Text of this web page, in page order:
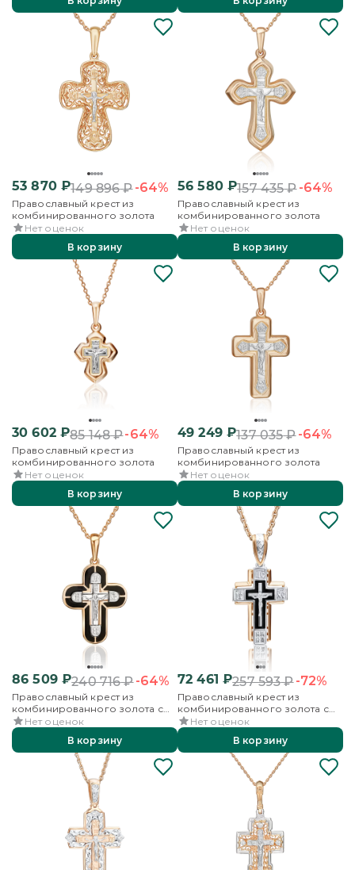
53 870₽149 896₽-64%
Православный крест из
комбинированного золота
Нет оценок
В корзину
56 580₽157 435₽-64%
Православный крест из
комбинированного золота
Нет оценок
В корзину
30 602₽85 148₽-64%
Православный крест из
комбинированного золота
Нет оценок
В корзину
49 249₽137 035₽-64%
Православный крест из
комбинированного золота
Нет оценок
В корзину
86 509₽240 716₽-64%
Православный крест из
комбинированного золота с
эмалью
Нет оценок
В корзину
72 461 ₽257 593₽-72%
Православный крест из
комбинированного золота с
эмалью
Нет оценок
В корзину